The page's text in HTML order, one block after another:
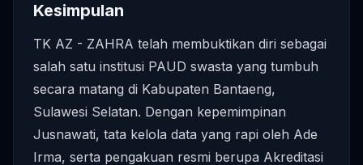
Kesimpulan
TK AZ - ZAHRA telah membuktikan diri sebagai
salah satu institusi PAUD swasta yang tumbuh
secara matang di Kabupaten Bantaeng,
Sulawesi Selatan. Dengan kepemimpinan
Jusnawati, tata kelola data yang rapi oleh Ade
Irma, serta pengakuan resmi berupa Akreditasi